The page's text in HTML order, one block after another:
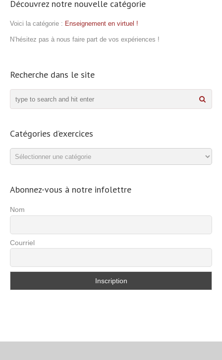
Découvrez notre nouvelle catégorie
Voici la catégorie : Enseignement en virtuel !
N’hésitez pas à nous faire part de vos expériences !
Recherche dans le site
Catégories d’exercices
Catégories
d’exercices
Abonnez-vous à notre infolettre
Nom
Courriel